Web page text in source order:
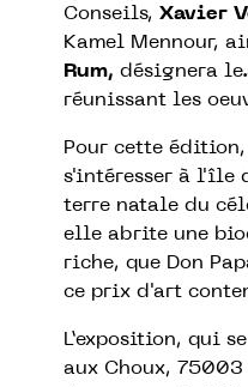
Conseils, Xavier
Kamel Mennour,
Rum, désignera
réunissant les
Pour cette
s'intéresser à l'île
terre natale du
elle abrite une
riche, que Don
ce prix d'art
L’exposition, qui
aux Choux, 75003